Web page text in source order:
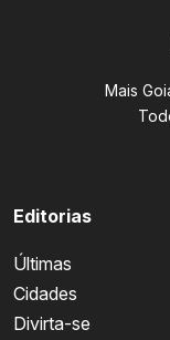
Mais
Editorias
Últimas
Cidades
Divirta-se